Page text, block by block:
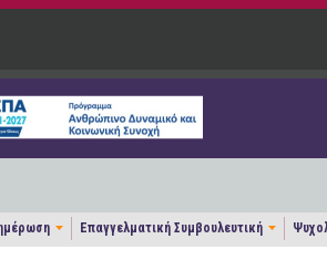
Επαγγελματική Συμβουλευτική